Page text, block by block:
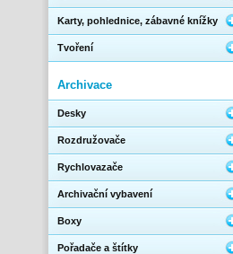
Karty, pohlednice, zábavné knížky
Tvoření
Archivace
Desky
Rozdružovače
Rychlovazače
Archivační vybavení
Boxy
Pořadače a štítky